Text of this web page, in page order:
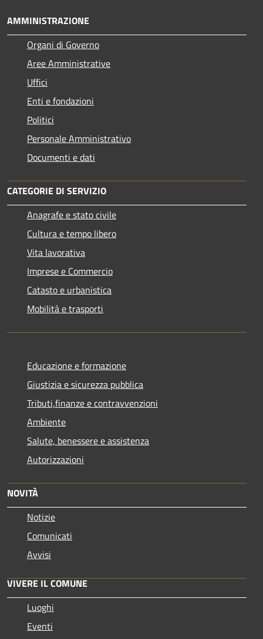
AMMINISTRAZIONE
Organi di Governo
Aree Amministrative
Uffici
Enti e fondazioni
Politici
Personale Amministrativo
Documenti e dati
CATEGORIE DI SERVIZIO
Anagrafe e stato civile
Cultura e tempo libero
Vita lavorativa
Imprese e Commercio
Catasto e urbanistica
Mobilità e trasporti
Educazione e formazione
Giustizia e sicurezza pubblica
Tributi,finanze e contravvenzioni
Ambiente
Salute, benessere e assistenza
Autorizzazioni
NOVITÀ
Notizie
Comunicati
Avvisi
VIVERE IL COMUNE
Luoghi
Eventi